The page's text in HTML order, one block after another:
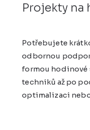
Projekty na
Potřebujete
odbornou
formou hodinové
techniků až po
optimalizaci